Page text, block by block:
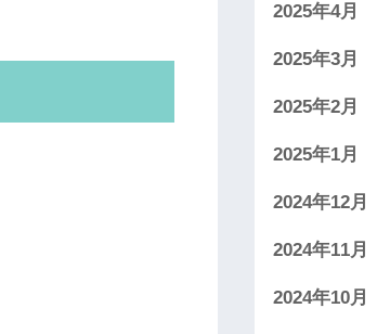
2025年4月
2025年3月
2025年2月
2025年1月
2024年12月
2024年11月
2024年10月